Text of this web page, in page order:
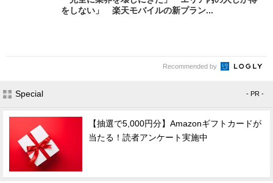
をしない」 楽天モバイルの新プラン...
Recommended by
Special - PR -
【抽選で5,000円分】Amazonギフトカードが
当たる！読者アンケート実施中